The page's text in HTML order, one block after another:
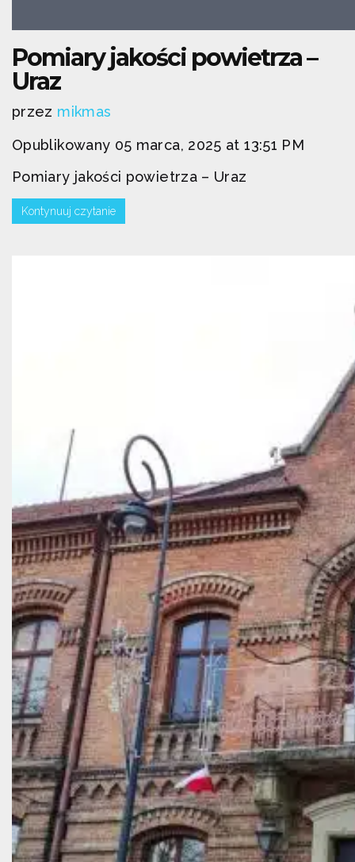
Pomiary jakości powietrza –
Uraz
przez mikmas
Opublikowany 05 marca, 2025 at 13:51 PM
Pomiary jakości powietrza – Uraz
Kontynuuj czytanie